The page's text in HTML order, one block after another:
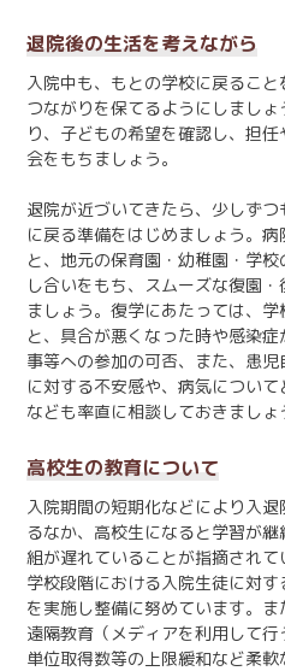
退院後の生活を考えながら
入院中も、もとの学校に戻るこ
つながりを保てるようにしまし
り、子どもの希望を確認し、担
会をもちましょう。
退院が近づいてきたら、少しず
に戻る準備をはじめましょう。
と、地元の保育園・幼稚園・学
し合いをもち、スムーズな復園
ましょう。復学にあたっては、
と、具合が悪くなった時や感染
事等への参加の可否、また、患
に対する不安感や、病気につい
なども率直に相談しておきましょ
高校生の教育について
入院期間の短期化などにより入
るなか、高校生になると学習が
組が遅れていることが指摘され
学校段階における入院生徒に対
を実施し整備に努めています。
遠隔教育（メディアを利用して行
単位取得数等の上限緩和など柔軟